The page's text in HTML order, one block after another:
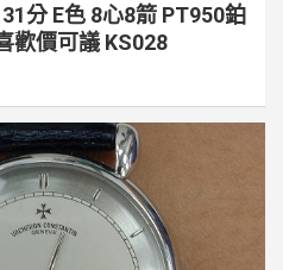
分 E色 8心8箭 PT950鉑
歡價可議 KS028